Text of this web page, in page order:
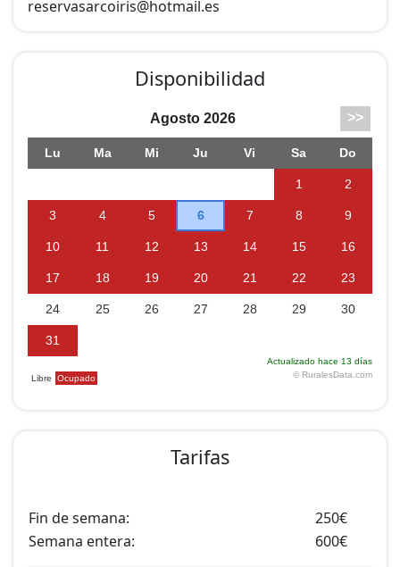
de cerámica y madera?
Todo combinado con mucho gusto.
EL ARROYO
Junto a la fuente y el pozo que adornan la entrada se
encuentra el apartamento ?El Arroyo?.
Ideal para desconectar y disfrutar del relax que
proporciona su interiorismo en tonos blancos (cocina)
y verdes (baño). O si prefieres descansar al aire libre,
relájate en su jardín contemplando sus maravillosas
vistas a la Sierra de Cebollera.
reservasarcoiris@hotmail.es
Disponibilidad
Tarifas
Fin de semana:
250€
Semana entera:
600€